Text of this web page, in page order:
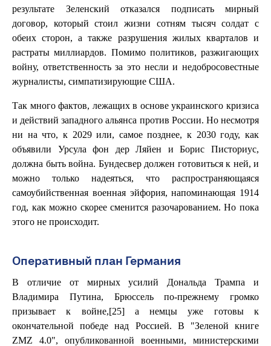
результате Зеленский отказался подписать мирный
договор, который стоил жизни сотням тысяч солдат с
обеих сторон, а также разрушения жилых кварталов и
растраты миллиардов. Помимо политиков, разжигающих
войну, ответственность за это несли и недобросовестные
журналисты, симпатизирующие США.
Так много фактов, лежащих в основе украинского кризиса
и действий западного альянса против России. Но несмотря
ни на что, к 2029 или, самое позднее, к 2030 году, как
объявили Урсула фон дер Ляйен и Борис Писториус,
должна быть война. Бундесвер должен готовиться к ней, и
можно только надеяться, что распространяющаяся
самоубийственная военная эйфория, напоминающая 1914
год, как можно скорее сменится разочарованием. Но пока
этого не происходит.
Оперативный план Германия
В отличие от мирных усилий Дональда Трампа и
Владимира Путина, Брюссель по-прежнему громко
призывает к войне,[25] а немцы уже готовы к
окончательной победе над Россией. В "Зеленой книге
ZMZ 4.0", опубликованной военными, министерскими